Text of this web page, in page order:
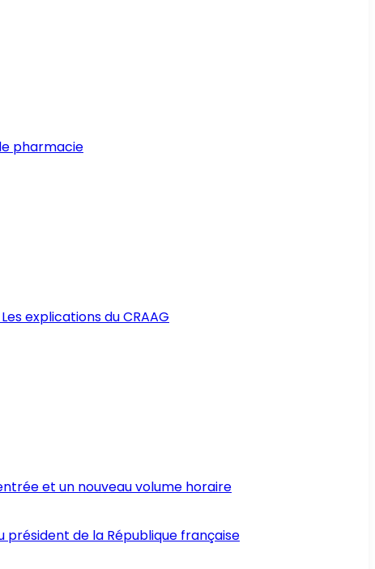
pharmacie
explications du CRAAG
et un nouveau volume horaire
président de la République française